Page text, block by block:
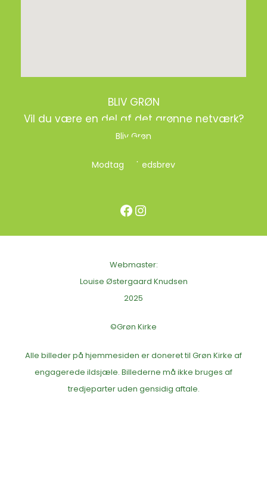
BLIV GRØN
Vil du være en del af det grønne netværk?
Bliv Grøn
Modtag nyhedsbrev
Facebook Instagram
Webmaster:
Louise Østergaard Knudsen
2025
©Grøn Kirke
Alle billeder på hjemmesiden er doneret til Grøn Kirke af
engagerede ildsjæle. Billederne må ikke bruges af
tredjeparter uden gensidig aftale.